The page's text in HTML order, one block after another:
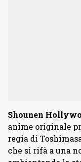
Shounen
anime originale
regia di
che si rifà a una